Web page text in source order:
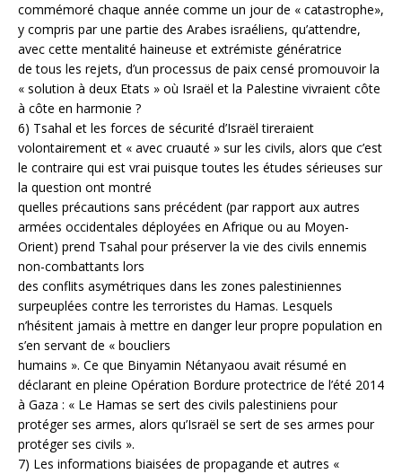
commémoré chaque année comme un jour de « catastrophe»,
y compris par une partie des Arabes israéliens, qu’attendre,
avec cette mentalité haineuse et extrémiste génératrice
de tous les rejets, d’un processus de paix censé promouvoir la
« solution à deux Etats » où Israël et la Palestine vivraient côte
à côte en harmonie ?
6) Tsahal et les forces de sécurité d’Israël tireraient
volontairement et « avec cruauté » sur les civils, alors que c’est
le contraire qui est vrai puisque toutes les études sérieuses sur
la question ont montré
quelles précautions sans précédent (par rapport aux autres
armées occidentales déployées en Afrique ou au Moyen-
Orient) prend Tsahal pour préserver la vie des civils ennemis
non-combattants lors
des conflits asymétriques dans les zones palestiniennes
surpeuplées contre les terroristes du Hamas. Lesquels
n’hésitent jamais à mettre en danger leur propre population en
s’en servant de « boucliers
humains ». Ce que Binyamin Nétanyaou avait résumé en
déclarant en pleine Opération Bordure protectrice de l’été 2014
à Gaza : « Le Hamas se sert des civils palestiniens pour
protéger ses armes, alors qu’Israël se sert de ses armes pour
protéger ses civils ».
7) Les informations biaisées de propagande et autres «